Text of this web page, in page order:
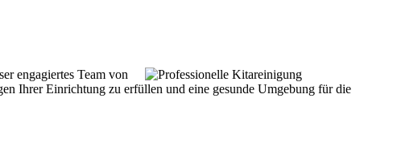
engagiertes Team von
Ihrer Einrichtung zu erfüllen und eine gesunde Umgebung für die